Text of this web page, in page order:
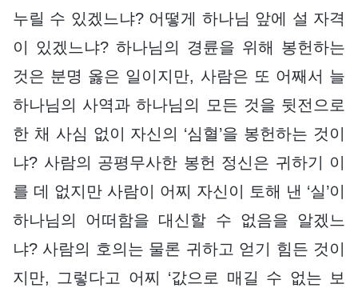
누릴 수 있겠느냐? 어떻게 하나님 앞에 설 자격
이 있겠느냐? 하나님의 경륜을 위해 봉헌하는
것은 분명 옳은 일이지만, 사람은 또 어째서 늘
하나님의 사역과 하나님의 모든 것을 뒷전으로
한 채 사심 없이 자신의 ‘심혈’을 봉헌하는 것이
냐? 사람의 공평무사한 봉헌 정신은 귀하기 이
를 데 없지만 사람이 어찌 자신이 토해 낸 ‘실’이
하나님의 어떠함을 대신할 수 없음을 알겠느
냐? 사람의 호의는 물론 귀하고 얻기 힘든 것이
지만, 그렇다고 어찌 ‘값으로 매길 수 없는 보